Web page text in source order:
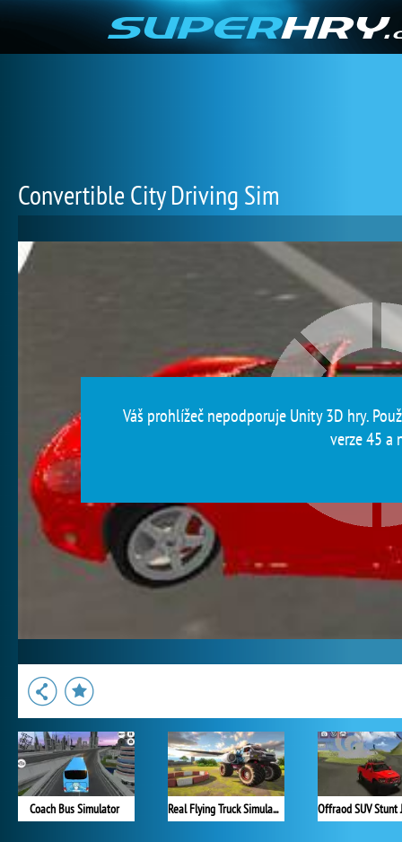
Convertible City Driving Sim
Váš prohlížeč nepodporuje Unity 3D hry.
verze 45 a
Coach Bus Simulator Real Flying Truck Simulator 3D